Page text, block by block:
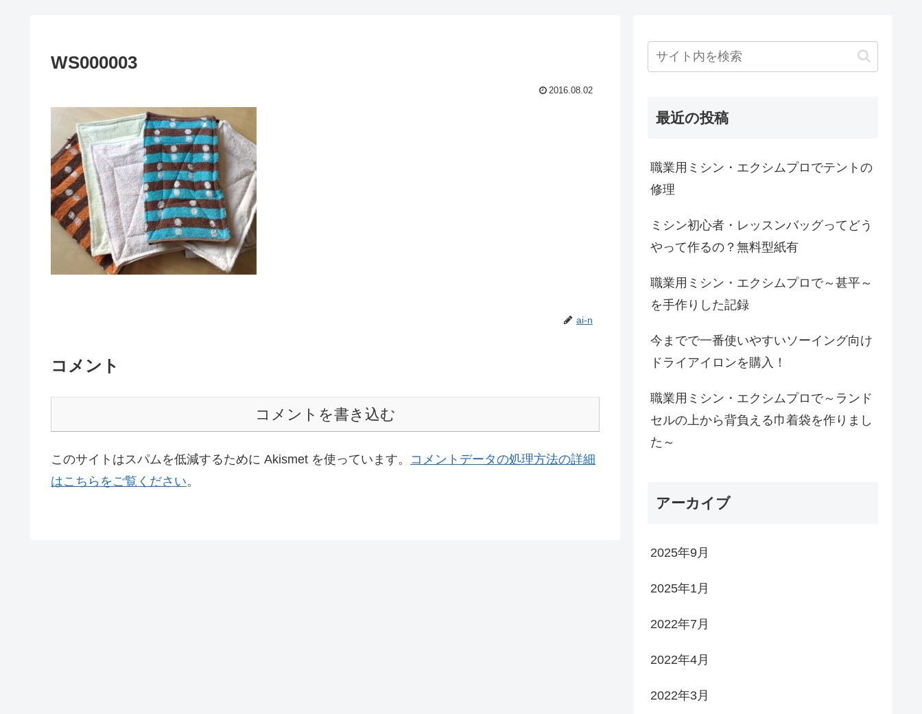
WS000003
2016.08.02
ai-n
コメント
コメントを書き込む
このサイトはスパムを低減するために Akismet を使っています。 コメントデータの処理方法の詳細
はこちらをご覧ください。
最近の投稿
職業用ミシン・エクシムプロでテントの
修理
ミシン初心者・レッスンバッグってどう
やって作るの？無料型紙有
職業用ミシン・エクシムプロで～甚平～
を手作りした記録
今までで一番使いやすいソーイング向け
ドライアイロンを購入！
職業用ミシン・エクシムプロで～ランド
セルの上から背負える巾着袋を作りまし
た～
アーカイブ
2025年9月
2025年1月
2022年7月
2022年4月
2022年3月